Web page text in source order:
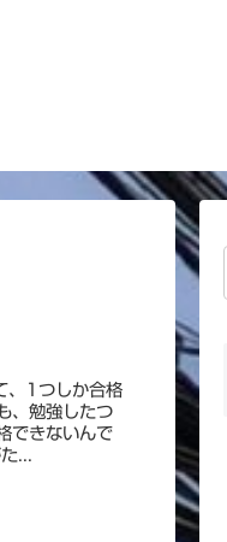
、1つしか合格
、勉強したつ
できないんで
...